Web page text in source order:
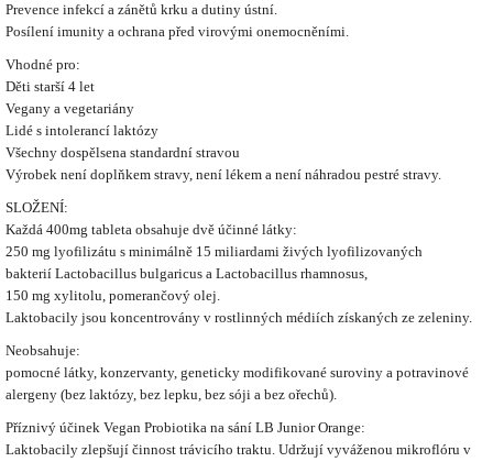
Prevence infekcí a zánětů krku a dutiny ústní.
Posílení imunity a ochrana před virovými onemocněními.
Vhodné pro:
Děti starší 4 let
Vegany a vegetariány
Lidé s intolerancí laktózy
Všechny dospělsena standardní stravou
Výrobek není doplňkem stravy, není lékem a není náhradou pestré stravy.
SLOŽENÍ:
Každá 400mg tableta obsahuje dvě účinné látky:
250 mg lyofilizátu s minimálně 15 miliardami živých lyofilizovaných
bakterií Lactobacillus bulgaricus a Lactobacillus rhamnosus,
150 mg xylitolu, pomerančový olej.
Laktobacily jsou koncentrovány v rostlinných médiích získaných ze zeleniny.
Neobsahuje:
pomocné látky, konzervanty, geneticky modifikované suroviny a potravinové
alergeny (bez laktózy, bez lepku, bez sóji a bez ořechů).
Příznivý účinek Vegan Probiotika na sání LB Junior Orange:
Laktobacily zlepšují činnost trávicího traktu. Udržují vyváženou mikroflóru v